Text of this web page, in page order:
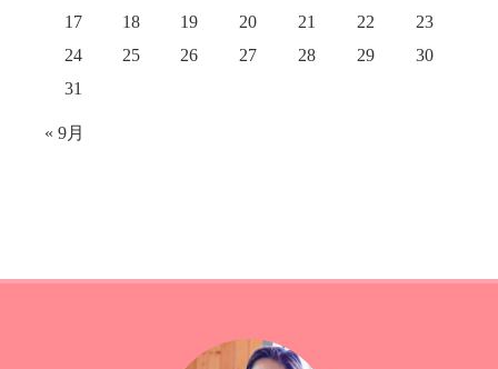
17
18 19 20 21 22
23
24
25 26 27 28 29
30
31
« 9月